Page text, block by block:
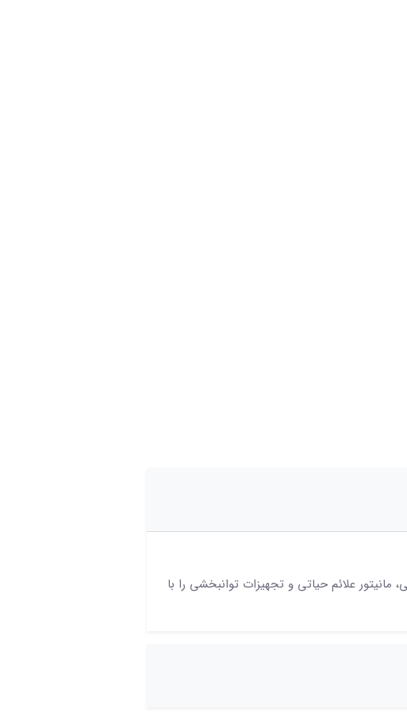
علائم حیاتی و تجهیزات توانبخشی را با